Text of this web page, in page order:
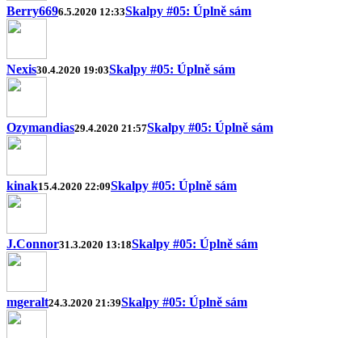
Berry6696.5.2020 12:33Skalpy #05: Úplně sám
Nexis30.4.2020 19:03Skalpy #05: Úplně sám
Ozymandias29.4.2020 21:57Skalpy #05: Úplně sám
kinak15.4.2020 22:09Skalpy #05: Úplně sám
J.Connor31.3.2020 13:18Skalpy #05: Úplně sám
mgeralt24.3.2020 21:39Skalpy #05: Úplně sám